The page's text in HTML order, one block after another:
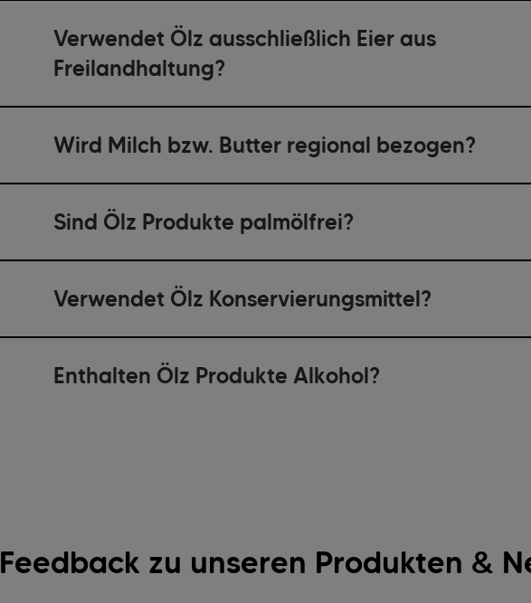
Verwendet Ölz ausschließlich Eier aus
Freilandhaltung?
Wird Milch bzw. Butter regional bezogen?
Sind Ölz Produkte palmölfrei?
Verwendet Ölz Konservierungsmittel?
Enthalten Ölz Produkte Alkohol?
Feedback zu unseren Produkten &